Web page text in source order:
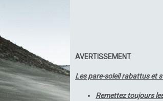
AVERTISSEMENT
Les pare-soleil rabattus et
Remettez toujours